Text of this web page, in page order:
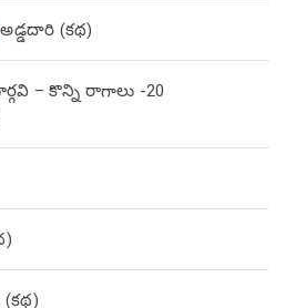
అడ్డదారి (కథ)
– కొన్ని రాగాలు -20
(కథ)